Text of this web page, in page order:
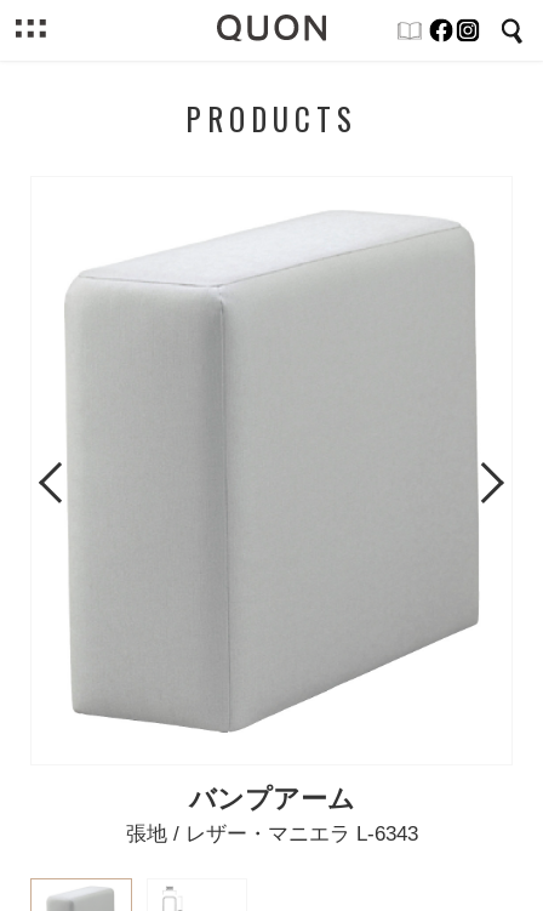
PRODUCTS
Previous
バンプアーム
張地 / レザー・マニエラ L-6343
Next